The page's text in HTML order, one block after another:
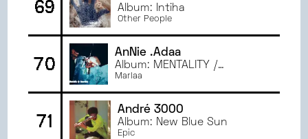
69 Album: Intiha
Other People
70
AnNie .Adaa
Album: MENTALITY /
RECOVERY
Marlaa
71
André 3000
Album: New Blue Sun
Epic